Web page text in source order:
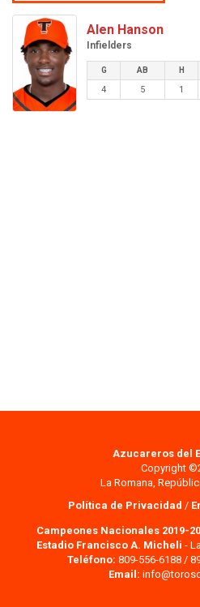
Alen Hanson
Infielders
G AB H
4 5 1
Azucareros del
Copyright
La Romana,
Política de Privacidad /
Campeones Nacionales 2019-
Estadio Francisco A. Micheli -
Teléfono: 809-556-6188 /
Email: